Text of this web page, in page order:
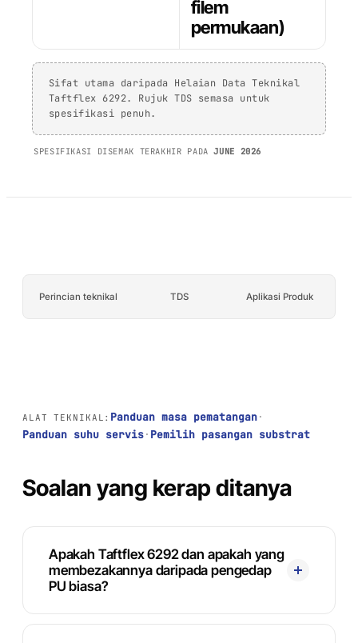
AFT 1200GF
Pita Busa Akrilik
AFT 2064WF
Pita Busa Akrilik
SEMAK LANJUT→
filem
permukaan)
Sifat utama daripada Helaian Data Teknikal
Taftflex 6292. Rujuk TDS semasa untuk
spesifikasi penuh.
SPESIFIKASI DISEMAK TERAKHIR PADAJUNE 2026
Perincian teknikal TDS Aplikasi Produk
ALAT TEKNIKAL: Panduan masa pematangan·
Panduan suhu servis· Pemilih pasangan substrat
Soalan yang kerap ditanya
Apakah Taftflex 6292 dan apakah yang
membezakannya daripada pengedap
PU biasa?